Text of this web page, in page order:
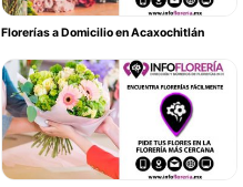
Florerías a Domicilio en Acaxochitlán